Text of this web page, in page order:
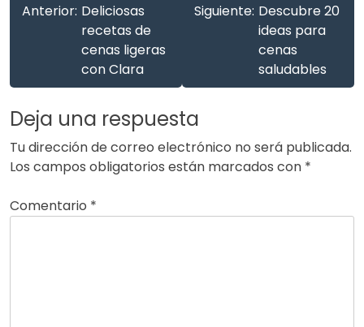
Anterior: Deliciosas
recetas de
cenas ligeras
con Clara
Siguiente: Descubre 20
ideas para
cenas
saludables
Deja una respuesta
Tu dirección de correo electrónico no será publicada.
Los campos obligatorios están marcados con *
Comentario *